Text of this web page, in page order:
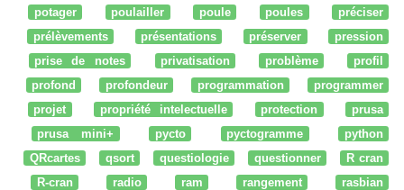
potager
poulailler poule poules
préciser
prélèvements
présentations préserver
pression
prise de notes
privatisation problème
profil
profond
profondeur programmation
programmer
projet
propriété intelectuelle protection
prusa
prusa mini+
pycto pyctogramme
python
QRcartes
qsort questiologie questionner
R cran
R-cran
radio ram rangement
rasbian